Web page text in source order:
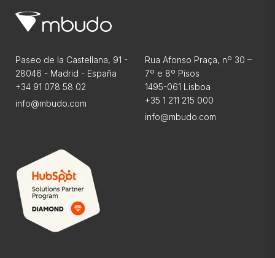
Paseo de la Castellana, 91 -
28046 - Madrid - España
+34 91 078 58 02
info@mbudo.com
Rua Afonso Praça, nº 30 –
7º e 8º Pisos
1495-061 Lisboa
+35 1 211 215 000
info@mbudo.com